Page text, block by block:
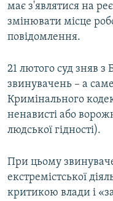
має з'являтися на
змінювати місце
повідомлення.
21 лютого суд зняв
звинувачень – а
Кримінального
ненависті або
людської гідності).
При цьому
екстремістської
критикою влади і